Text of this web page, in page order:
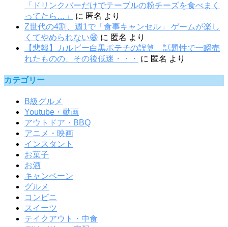
「ドリンクバーだけでテーブルの粉チーズを食べまく
ってたら…」
に 匿名 より
Z世代の4割、週1で「食事キャンセル」 ゲームが楽し
くてやめられない😁 に 匿名 より
【悲報】カルビー白黒ポテチの誤算 話題性で一瞬売
れたものの、その後低迷・・・
に 匿名 より
カテゴリー
B級グルメ
Youtube・動画
アウトドア・BBQ
アニメ・映画
インスタント
お菓子
お酒
キャンペーン
グルメ
コンビニ
スイーツ
テイクアウト・中食